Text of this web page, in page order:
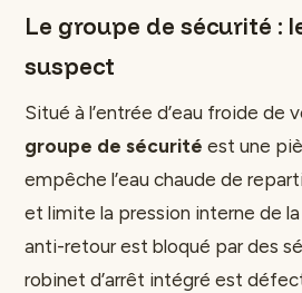
Le groupe de sécurité :
suspect
Situé à l’entrée d’eau froide de
groupe de sécurité est une
empêche l’eau chaude de
et limite la pression interne de
anti-retour est bloqué par des
robinet d’arrêt intégré est